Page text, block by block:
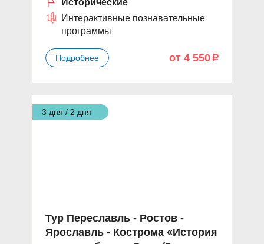
Исторические
Интерактивные познавательные
программы
Подробнее от 4 550 p
3 дня / 2 дня
Тур Переславль - Ростов -
Ярославль - Кострома «История